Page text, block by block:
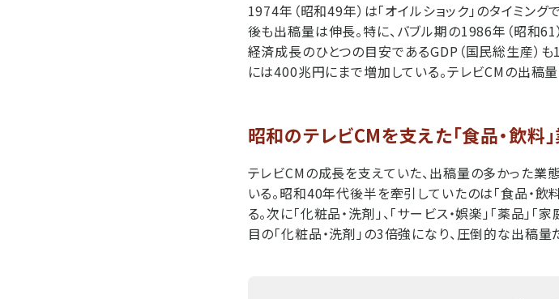
1974年（昭和49年）は「オイルショック」のタイミン
後も出稿量は伸長。特に、バブル期の1986年（昭和61
経済成長のひとつの目安であるGDP（国民総生産）
には400兆円にまで増加している。テレビCMの出稿
昭和のテレビCMを支えた「食品・飲料
テレビCMの成長を支えていた、出稿量の多かった業態
いる。昭和40年代後半を牽引していたのは「食品・飲
る。次に「化粧品・洗剤」、「サービス・娯楽」「薬品」
目の「化粧品・洗剤」の3倍強になり、圧倒的な出稿量